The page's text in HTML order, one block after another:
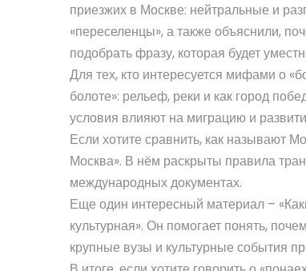
приезжих в Москве: нейтральные и
«переселенцы», а также объяснили,
подобрать фразу, которая будет
Для тех, кто интересуется мифами о
болоте»: рельеф, реки и как город
условия влияют на миграцию и
Если хотите сравнить, как называют
Москва». В нём раскрыты правила
международных документах.
Еще один интересный материал –
культурная». Он помогает понять,
крупные вузы и культурные события